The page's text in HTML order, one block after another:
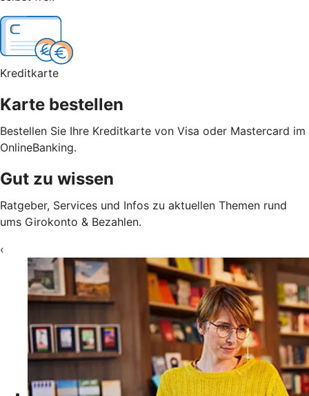
Kreditkarte
Karte bestellen
Bestellen Sie Ihre Kreditkarte von Visa oder Mastercard im
OnlineBanking.
Gut zu wissen
Ratgeber, Services und Infos zu aktuellen Themen rund
ums Girokonto & Bezahlen.
‹